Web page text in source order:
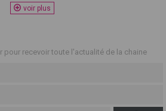
voir plus
pour recevoir toute l'actualité de la chaine